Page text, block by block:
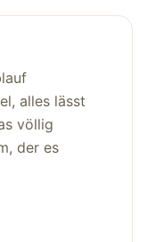
alles lässt
völlig
der es